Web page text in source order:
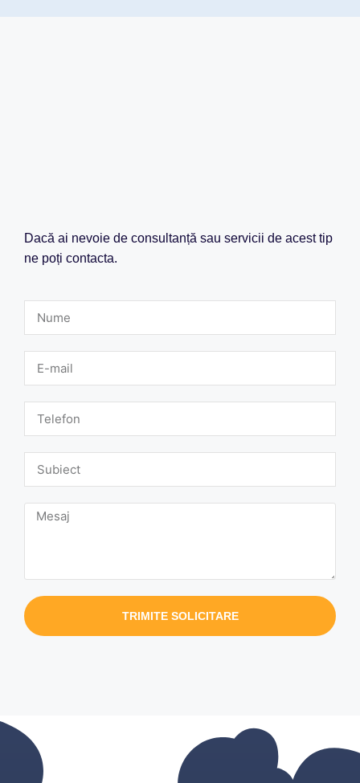
Dacă ai nevoie de consultanță sau servicii de acest tip
ne poți contacta.
TRIMITE SOLICITARE